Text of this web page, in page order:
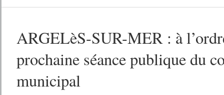
ARGELèS-SUR-MER : à
prochaine séance publique du
municipal